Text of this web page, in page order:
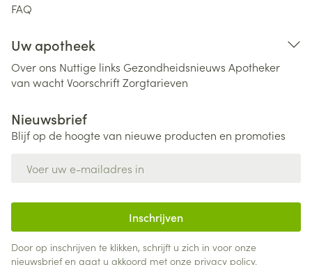
FAQ
Uw apotheek
Over ons Nuttige links Gezondheidsnieuws Apotheker
van wachtVoorschriftZorgtarieven
Nieuwsbrief
Blijf op de hoogte van nieuwe producten en promoties
Inschrijven
Door op inschrijven te klikken, schrijft u zich in voor onze
nieuwsbrief en gaat u akkoord met onze privacy policy.